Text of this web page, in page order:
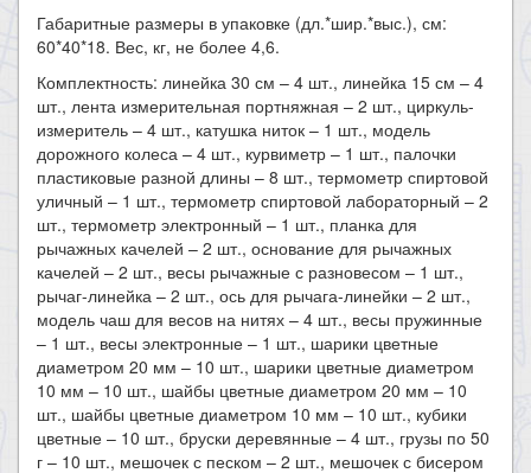
Габаритные размеры в упаковке (дл.*шир.*выс.), см:
60*40*18. Вес, кг, не более 4,6.
Комплектность: линейка 30 см – 4 шт., линейка 15 см – 4
шт., лента измерительная портняжная – 2 шт., циркуль-
измеритель – 4 шт., катушка ниток – 1 шт., модель
дорожного колеса – 4 шт., курвиметр – 1 шт., палочки
пластиковые разной длины – 8 шт., термометр спиртовой
уличный – 1 шт., термометр спиртовой лабораторный – 2
шт., термометр электронный – 1 шт., планка для
рычажных качелей – 2 шт., основание для рычажных
качелей – 2 шт., весы рычажные с разновесом – 1 шт.,
рычаг-линейка – 2 шт., ось для рычага-линейки – 2 шт.,
модель чаш для весов на нитях – 4 шт., весы пружинные
– 1 шт., весы электронные – 1 шт., шарики цветные
диаметром 20 мм – 10 шт., шарики цветные диаметром
10 мм – 10 шт., шайбы цветные диаметром 20 мм – 10
шт., шайбы цветные диаметром 10 мм – 10 шт., кубики
цветные – 10 шт., бруски деревянные – 4 шт., грузы по 50
г – 10 шт., мешочек с песком – 2 шт., мешочек с бисером